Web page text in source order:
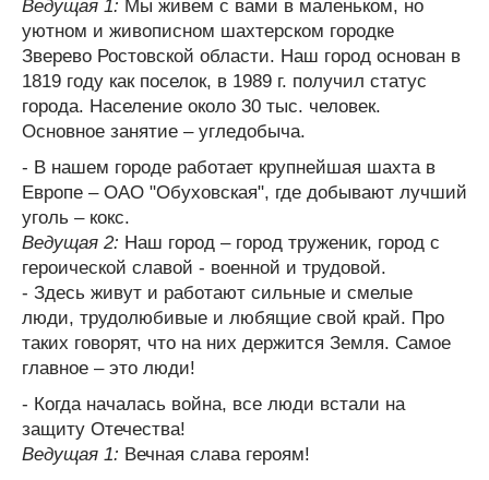
Ведущая 1: Мы живем с вами в маленьком, но
уютном и живописном шахтерском городке
Зверево Ростовской области. Наш город основан в
1819 году как поселок, в 1989 г. получил статус
города. Население около 30 тыс. человек.
Основное занятие – угледобыча.
- В нашем городе работает крупнейшая шахта в
Европе – ОАО "Обуховская", где добывают лучший
уголь – кокс.
Ведущая 2: Наш город – город труженик, город с
героической славой - военной и трудовой.
- Здесь живут и работают сильные и смелые
люди, трудолюбивые и любящие свой край. Про
таких говорят, что на них держится Земля. Самое
главное – это люди!
- Когда началась война, все люди встали на
защиту Отечества!
Ведущая 1: Вечная слава героям!